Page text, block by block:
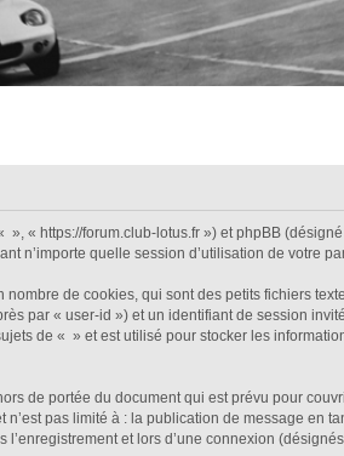
« https://forum.club-lotus.fr ») et phpBB
n’importe quelle session d’utilisation de votre
de cookies, qui sont des petits fichiers
par « user-id ») et un identifiant de session
de « » et est utilisé pour stocker les
de portée du document qui est prévu pour
pas limité à : la publication de message en
et lors d’une connexion